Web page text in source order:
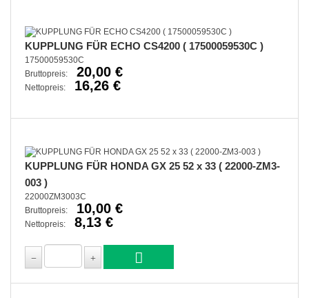
KUPPLUNG FÜR ECHO CS4200 ( 17500059530C )
17500059530C
Bruttopreis:
20,00 €
Nettopreis: 16,26 €
KUPPLUNG FÜR HONDA GX 25 52 x 33 ( 22000-ZM3-
003 )
22000ZM3003C
Bruttopreis:
10,00 €
Nettopreis: 8,13 €